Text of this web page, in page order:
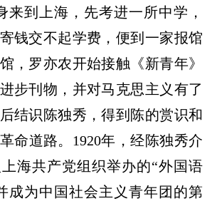
来到上海，先考进一所中学，
钱交不起学费，便到一家报馆
，罗亦农开始接触《新青年》
步刊物，并对马克思主义有了
结识陈独秀，得到陈的赏识和
命道路。 1920年，经陈独秀介
海共产党组织举办的“外国语
成为中国社会主义青年团的第